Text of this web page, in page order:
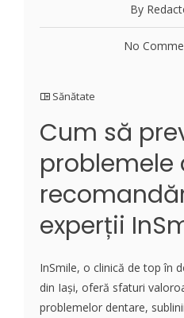
By
No
Sănătate
Cum să
problemele
experții
InSmile, o clinică de top în
din Iași, oferă sfaturi
problemelor dentare,